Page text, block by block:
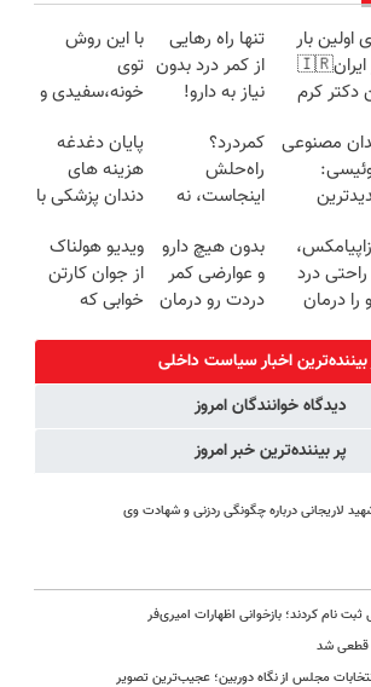
اولین بار
در ایران🇮🇷
دکتر کرم
ساخت!
تنها راه رهایی
از کمر درد بدون
نیاز به دارو!
با این روش
توی
خونه،سفیدی و
برگردون
(40%off)
مصنوعی
و مقاوم |
قسطی
کمردرد؟
راه‌حلش
اینجاست، نه
پایان دغدغه
هزینه های
دندان پزشکی با
کننده خانگی
راحتی درد
را درمان
بدون هیچ دارو
و عوارضی کمر
دردت رو درمان
(پرسش‌نامه)
ویدیو هولناک
از جوان کارتن
خوابی که
بیننده‌ترین اخبار سیاست داخلی
دیدگاه خوانندگان امروز
پر بیننده‌ترین خبر امروز
لاریجانی درباره چگونگی ردزنی و شهادت وی
نام کردند؛ بازخوانی اظهارات امیری‌فر
قطعی شد
مجلس از نگاه دوربین؛ عجیب‌ترین تصویر